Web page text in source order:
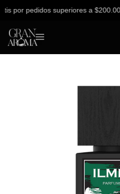
pedidos superiores a $200.000